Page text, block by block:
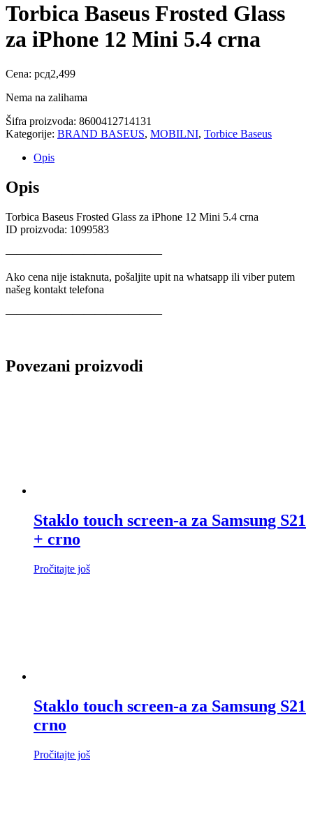
Torbica Baseus Frosted Glass
za iPhone 12 Mini 5.4 crna
Cena: рсд2,499
Nema na zalihama
Šifra proizvoda: 8600412714131
Kategorije: BRAND BASEUS, MOBILNI, Torbice Baseus
Opis
Opis
Torbica Baseus Frosted Glass za iPhone 12 Mini 5.4 crna
ID proizvoda: 1099583
——————————————
Ako cena nije istaknuta, pošaljite upit na whatsapp ili viber putem
našeg kontakt telefona
——————————————
Povezani proizvodi
Staklo touch screen-a za Samsung S21
+ crno
Pročitajte još
Staklo touch screen-a za Samsung S21
crno
Pročitajte još